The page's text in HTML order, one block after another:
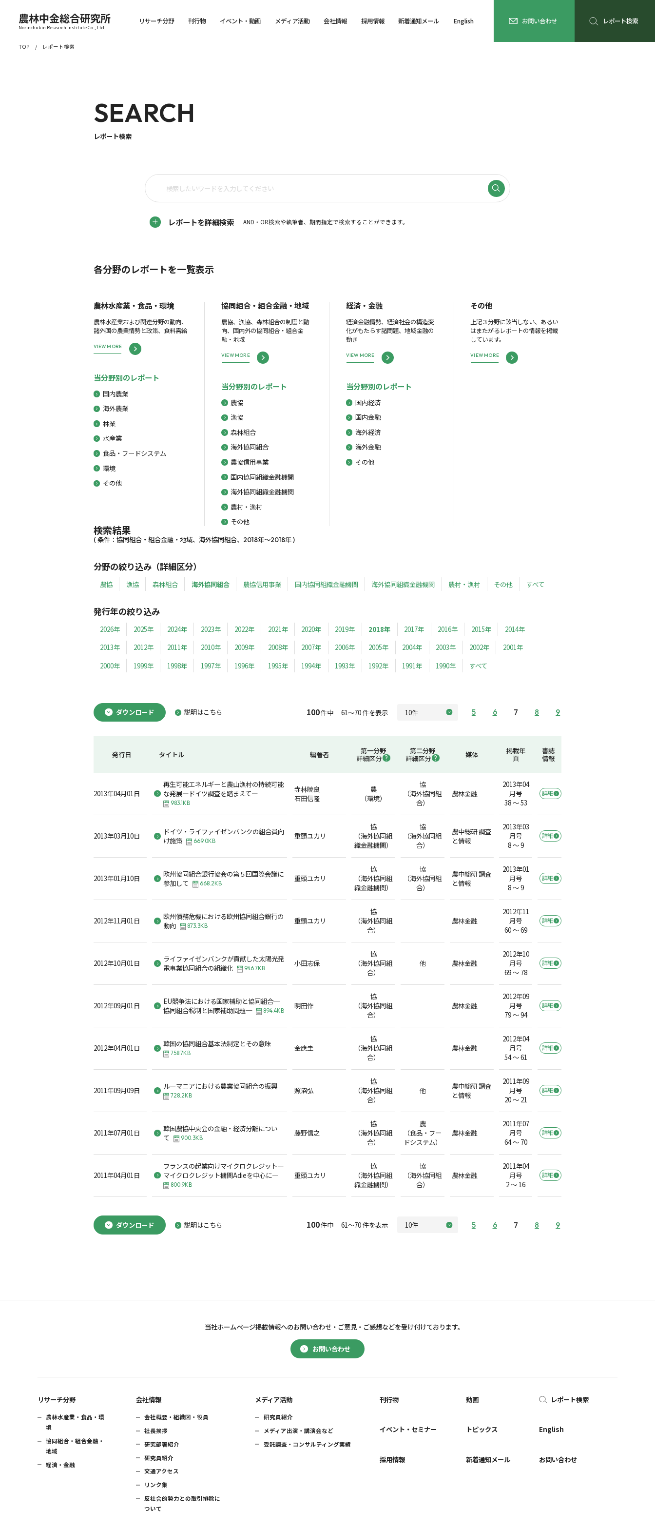
農林中金総合研究所
Norinchukin Research Institute Co., Ltd.
リサーチ分野 刊行物 イベント・動画 メディア活動 会社情報 採用情報 新着通知メール English お問い合わせ レポート検索
TOP レポート検索
SEARCH
レポート検索
レポートを詳細検索 AND・OR検索や執筆者、期間指定で検索することができます。
各分野のレポートを一覧表示
農林水産業・食品・環境
農林水産業および関連分野の動向、
諸外国の農業情勢と政策、食料需給
VIEW MORE
当分野別のレポート
国内農業
海外農業
林業
水産業
食品・フードシステム
環境
その他
協同組合・組合金融・地域
農協、漁協、森林組合の制度と動
向、国内外の協同組合・組合金
融・地域
VIEW MORE
当分野別のレポート
農協
漁協
森林組合
海外協同組合
農協信用事業
国内協同組織金融機関
海外協同組織金融機関
農村・漁村
その他
経済・金融
経済金融情勢、経済社会の構造変
化がもたらす諸問題、地域金融の
動き
VIEW MORE
当分野別のレポート
国内経済
国内金融
海外経済
海外金融
その他
その他
上記３分野に該当しない、あるい
はまたがるレポートの情報を掲載
しています。
VIEW MORE
検索結果
( 条件：協同組合・組合金融・地域、海外協同組合、2018年～2018年 )
分野の絞り込み（詳細区分）
農協 漁協 森林組合 海外協同組合 農協信用事業 国内協同組織金融機関 海外協同組織金融機関 農村・漁村 その他 すべて
発行年の絞り込み
2026年 2025年 2024年 2023年 2022年 2021年 2020年 2019年 2018年 2017年 2016年 2015年
2014年
2013年
2012年 2011年 2010年 2009年 2008年 2007年 2006年 2005年 2004年 2003年 2002年
2001年
2000年
1999年 1998年 1997年 1996年 1995年 1994年 1993年 1992年 1991年 1990年 すべて
ダウンロード 説明はこちら 100件中 61～70 件を表示 5 6 7 8 9
発行日 タイトル 編著者
第一分野
詳細区分
第二分野
詳細区分
媒体
掲載年
頁
書誌
情報
2013年04月01日
再生可能エネルギーと農山漁村の持続可能
な発展―ドイツ調査を踏まえて―
983.1KB
寺林暁良
石田信隆
農
（環境）
協
（海外協同組
合）
農林金融
2013年04
月号
38 ～ 53
詳細
2013年03月10日
ドイツ・ライファイゼンバンクの組合員向
け施策
669.0KB
重頭ユカリ
協
（海外協同組
織金融機関）
協
（海外協同組
合）
農中総研 調査
と情報
2013年03
月号
8 ～ 9
詳細
2013年01月10日
欧州協同組合銀行協会の第５回国際会議に
参加して
668.2KB
重頭ユカリ
協
（海外協同組
織金融機関）
協
（海外協同組
合）
農中総研 調査
と情報
2013年01
月号
8 ～ 9
詳細
2012年11月01日
欧州債務危機における欧州協同組合銀行の
動向
873.3KB
重頭ユカリ
協
（海外協同組
合）
農林金融
2012年11
月号
60 ～ 69
詳細
2012年10月01日
ライファイゼンバンクが貢献した太陽光発
電事業協同組合の組織化
946.7KB
小田志保
協
（海外協同組
合）
他 農林金融
2012年10
月号
69 ～ 78
詳細
2012年09月01日
EU競争法における国家補助と協同組合─
協同組合税制と国家補助問題─
894.4KB
明田作
協
（海外協同組
合）
農林金融
2012年09
月号
79 ～ 94
詳細
2012年04月01日 韓国の協同組合基本法制定とその意味
758.7KB
金應圭
協
（海外協同組
合）
農林金融
2012年04
月号
54 ～ 61
詳細
2011年09月09日 ルーマニアにおける農業協同組合の振興
728.2KB
照沼弘
協
（海外協同組
合）
他
農中総研 調査
と情報
2011年09
月号
20 ～ 21
詳細
2011年07月01日
韓国農協中央会の金融・経済分離につい
て
900.3KB
藤野信之
協
（海外協同組
合）
農
（食品・フー
ドシステム）
農林金融
2011年07
月号
64 ～ 70
詳細
2011年04月01日
フランスの起業向けマイクロクレジット―
マイクロクレジット機関Adieを中心に―
800.9KB
重頭ユカリ
協
（海外協同組
織金融機関）
協
（海外協同組
合）
農林金融
2011年04
月号
2 ～ 16
詳細
ダウンロード 説明はこちら 100件中 61～70 件を表示 5 6 7 8 9
お問い合わせ
当社ホームページ掲載情報へのお問い合わせ・ ご意見・ご感想などを受け付けております。
リサーチ分野
農林水産業・食品・環
境
協同組合・組合金融・
地域
経済・金融
会社情報
会社概要・組織図・役員
社長挨拶
研究部署紹介
研究員紹介
交通アクセス
リンク集
反社会的勢力との取引排除に
ついて
メディア活動
研究員紹介
メディア出演・講演会など
受託調査・コンサルティング実績
刊行物
イベント・セミナー
採用情報
動画
トピックス
新着通知メール
レポート検索
English
お問い合わせ